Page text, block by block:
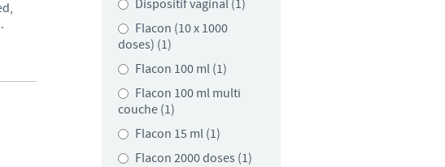
Dispositif vaginal (1)
Flacon (10 x 1000
doses) (1)
Flacon 100 ml (1)
Flacon 100 ml multi
couche (1)
Flacon 15 ml (1)
Flacon 2000 doses (1)